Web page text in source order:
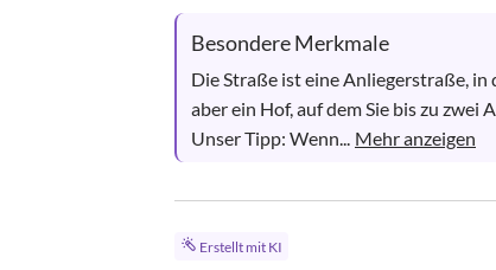
Besondere Merkmale
Die Straße ist eine Anliegerstraße,
aber ein Hof, auf dem Sie bis zu
Unser Tipp: Wenn... Mehr anzeigen
Erstellt mit KI